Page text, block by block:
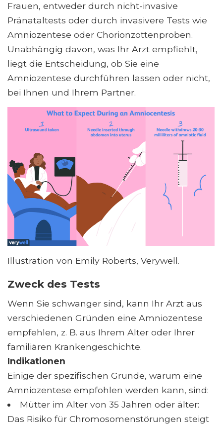
Frauen, entweder durch nicht-invasive
Pränataltests oder durch invasivere Tests wie
Amniozentese oder Chorionzottenproben.
Unabhängig davon, was Ihr Arzt empfiehlt,
liegt die Entscheidung, ob Sie eine
Amniozentese durchführen lassen oder nicht,
bei Ihnen und Ihrem Partner.
Illustration von Emily Roberts, Verywell.
Zweck des Tests
Wenn Sie schwanger sind, kann Ihr Arzt aus
verschiedenen Gründen eine Amniozentese
empfehlen, z. B. aus Ihrem Alter oder Ihrer
familiären Krankengeschichte.
Indikationen
Einige der spezifischen Gründe, warum eine
Amniozentese empfohlen werden kann, sind:
Mütter im Alter von 35 Jahren oder älter:
Das Risiko für Chromosomenstörungen steigt